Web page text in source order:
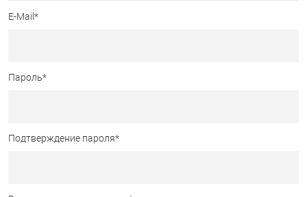
E-Mail *
Пароль*
Подтверждение пароля*